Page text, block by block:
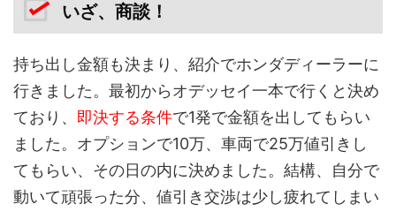
いざ、商談！
持ち出し金額も決まり、紹介でホンダディーラーに
行きました。最初からオデッセイ一本で行くと決め
ており、 即決する条件で1発で金額を出してもらい
ました。オプションで10万、車両で25万値引きし
てもらい、その日の内に決めました。結構、自分で
動いて頑張った分、値引き交渉は少し疲れてしまい